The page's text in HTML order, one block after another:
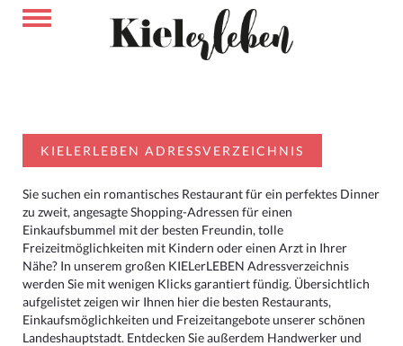
KIELERLEBEN ADRESSVERZEICHNIS
Sie suchen ein romantisches Restaurant für ein perfektes Dinner
zu zweit, angesagte Shopping-Adressen für einen
Einkaufsbummel mit der besten Freundin, tolle
Freizeitmöglichkeiten mit Kindern oder einen Arzt in Ihrer
Nähe? In unserem großen KIELerLEBEN Adressverzeichnis
werden Sie mit wenigen Klicks garantiert fündig. Übersichtlich
aufgelistet zeigen wir Ihnen hier die besten Restaurants,
Einkaufsmöglichkeiten und Freizeitangebote unserer schönen
Landeshauptstadt. Entdecken Sie außerdem Handwerker und